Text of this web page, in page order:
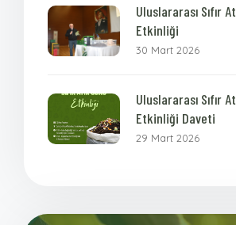
Uluslararası Sıfır
Etkinliği
30 Mart 2026
Uluslararası Sıfır
Etkinliği Daveti
29 Mart 2026